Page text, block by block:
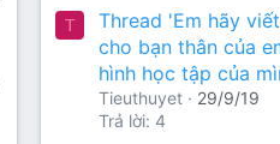
T
Thread 'Em hãy
cho bạn thân của
hình học tập của
Tieuthuyet
29/9/19
Trả lời: 4